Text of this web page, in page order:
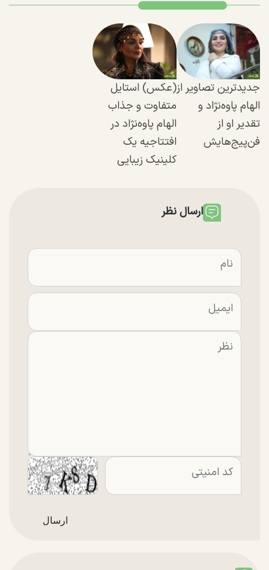
جدیدترین تصاویر از
الهام پاوه‌نژاد و
تقدیر او از
فن‌پیج‌هایش
(عکس) استایل
متفاوت و جذاب
الهام پاوه‌نژاد در
افتتاجیه یک
کلینیک زیبایی
ارسال نظر